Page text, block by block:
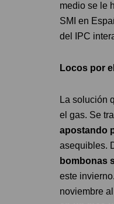
medio se le
SMI en
del IPC
Locos por
La solución
el gas. Se
apostando
asequibles.
bombonas
este
noviembre